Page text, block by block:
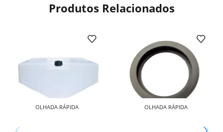
Produtos Relacionados
OLHADA RÁPIDA OLHADA RÁPIDA